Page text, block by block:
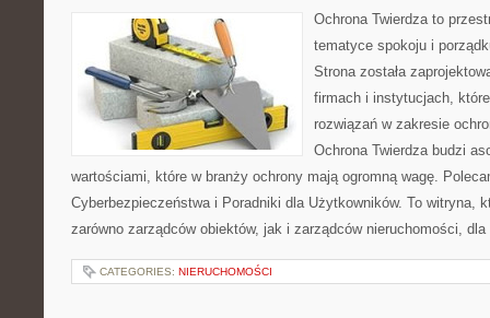
Ochrona Twierdza to
tematyce spokoju i
Strona została
firmach i instytucjach,
rozwiązań w zakresie
Ochrona Twierdza budzi
wartościami, które w branży ochrony mają ogromną wagę.
Cyberbezpieczeństwa i Poradniki dla Użytkowników. To witryna,
zarówno zarządców obiektów, jak i zarządców nieruchomości,
CATEGORIES: NIERUCHOMOŚCI